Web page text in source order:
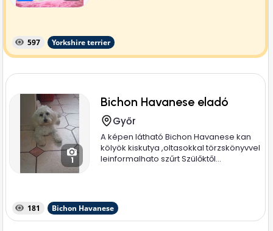
597 Yorkshire terrier
1
Bichon Havanese eladó
Győr
A képen látható Bichon Havanese kan
kölyök kiskutya ,oltasokkal törzskönyvvel
leinformalhato szűrt Szülőktől...
181 Bichon Havanese